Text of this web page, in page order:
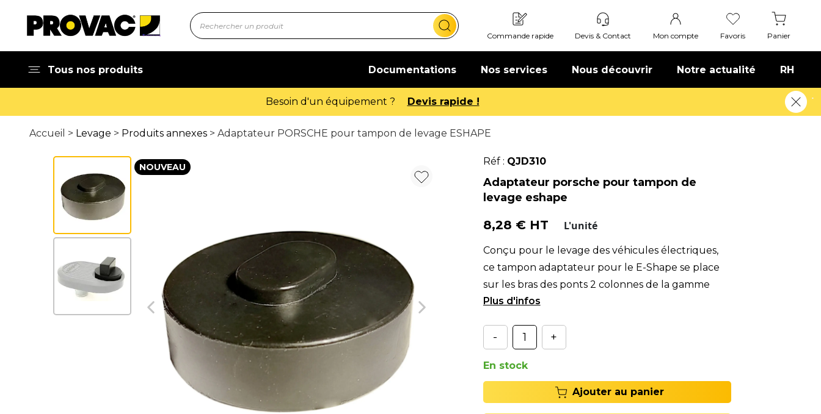
Commande rapide Devis & Contact Mon compte Favoris Panier
Tous nos produits Documentations Nos services Nous découvrir Notre actualité RH
Offre de bienvenue : 20€ offerts ! En savoir plus
Accueil > Levage > Produits annexes > Adaptateur PORSCHE pour tampon de levage ESHAPE
NOUVEAU Réf : QJD310
Adaptateur porsche pour tampon de
levage eshape
8,28 € HT L'unité
Conçu pour le levage des véhicules électriques,
ce tampon adaptateur pour le E-Shape se place
sur les bras des ponts 2 colonnes de la gamme
TSN35 ains
- +
En stock
Ajouter au panier